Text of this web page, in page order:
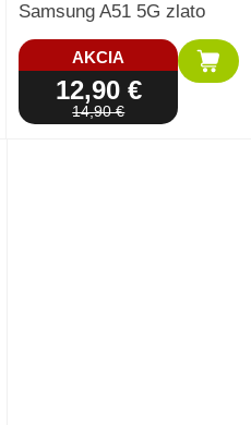
Samsung A51 5G zlato
AKCIA
12,90 €
14,90 €